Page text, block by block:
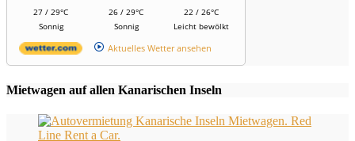
27 / 29°C
Sonnig
26 / 29°C
Sonnig
22 / 26°C
Leicht bewölkt
Aktuelles Wetter ansehen
Mietwagen auf allen Kanarischen Inseln